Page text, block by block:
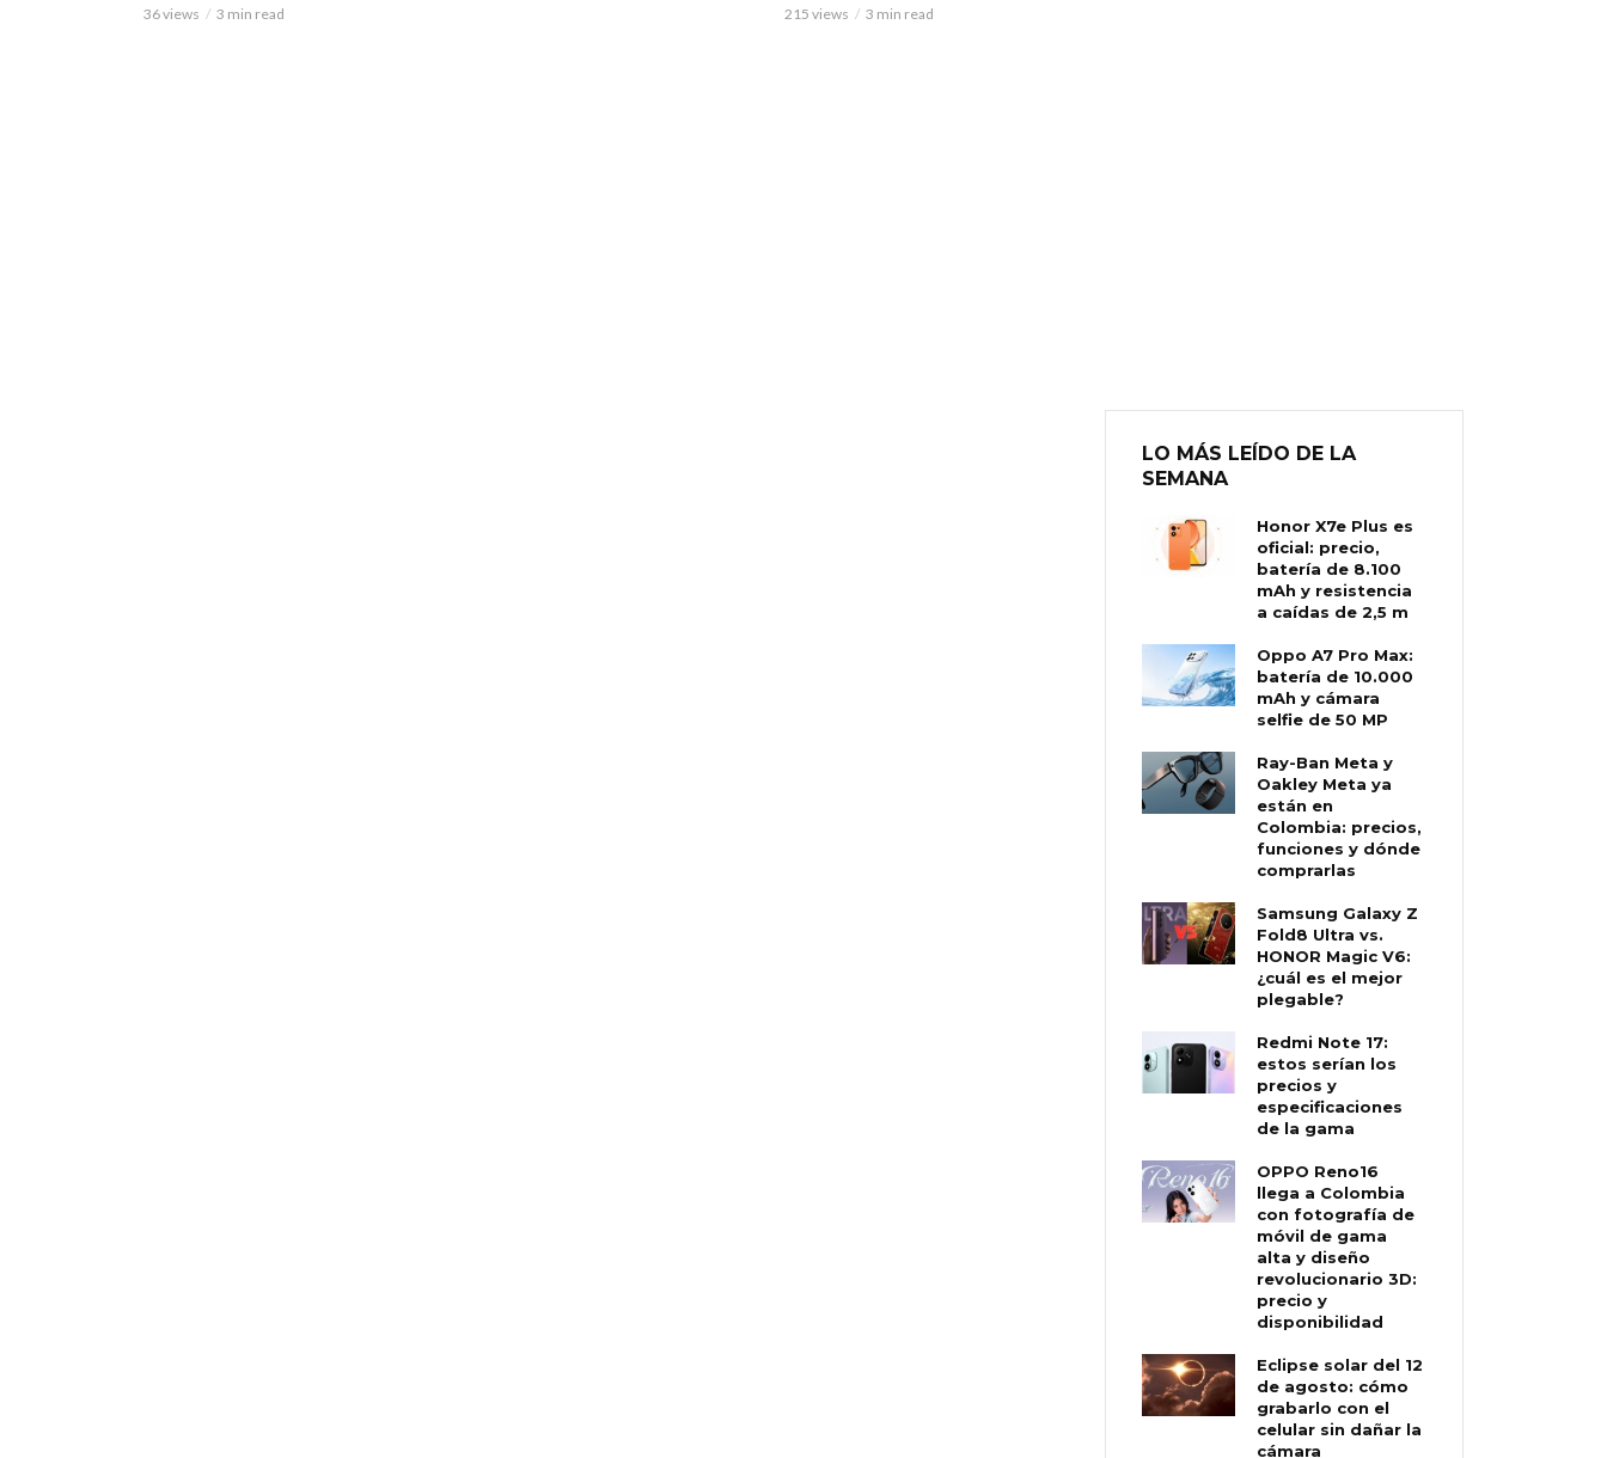
36 views 3 min read 215 views 3 min read
LO MÁS LEÍDO DE LA
SEMANA
Honor X7e Plus es
oficial: precio,
batería de 8.100
mAh y resistencia
a caídas de 2,5 m
Oppo A7 Pro Max:
batería de 10.000
mAh y cámara
selfie de 50 MP
Ray-Ban Meta y
Oakley Meta ya
están en
Colombia: precios,
funciones y dónde
comprarlas
Samsung Galaxy Z
Fold8 Ultra vs.
HONOR Magic V6:
¿cuál es el mejor
plegable?
Redmi Note 17:
estos serían los
precios y
especificaciones
de la gama
OPPO Reno16
llega a Colombia
con fotografía de
móvil de gama
alta y diseño
revolucionario 3D:
precio y
disponibilidad
Eclipse solar del 12
de agosto: cómo
grabarlo con el
celular sin dañar la
cámara